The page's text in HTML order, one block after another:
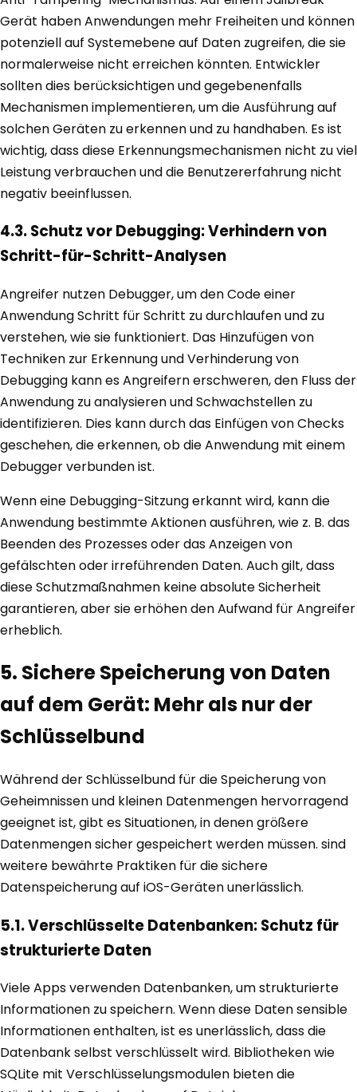
Gerät haben Anwendungen mehr Freiheiten und können
potenziell auf Systemebene auf Daten zugreifen, die sie
normalerweise nicht erreichen könnten. Entwickler
sollten dies berücksichtigen und gegebenenfalls
Mechanismen implementieren, um die Ausführung auf
solchen Geräten zu erkennen und zu handhaben. Es ist
wichtig, dass diese Erkennungsmechanismen nicht zu viel
Leistung verbrauchen und die Benutzererfahrung nicht
negativ beeinflussen.
4.3. Schutz vor Debugging: Verhindern von
Schritt-für-Schritt-Analysen
Angreifer nutzen Debugger, um den Code einer
Anwendung Schritt für Schritt zu durchlaufen und zu
verstehen, wie sie funktioniert. Das Hinzufügen von
Techniken zur Erkennung und Verhinderung von
Debugging kann es Angreifern erschweren, den Fluss der
Anwendung zu analysieren und Schwachstellen zu
identifizieren. Dies kann durch das Einfügen von Checks
geschehen, die erkennen, ob die Anwendung mit einem
Debugger verbunden ist.
Wenn eine Debugging-Sitzung erkannt wird, kann die
Anwendung bestimmte Aktionen ausführen, wie z. B. das
Beenden des Prozesses oder das Anzeigen von
gefälschten oder irreführenden Daten. Auch gilt, dass
diese Schutzmaßnahmen keine absolute Sicherheit
garantieren, aber sie erhöhen den Aufwand für Angreifer
erheblich.
5. Sichere Speicherung von Daten
auf dem Gerät: Mehr als nur der
Schlüsselbund
Während der Schlüsselbund für die Speicherung von
Geheimnissen und kleinen Datenmengen hervorragend
geeignet ist, gibt es Situationen, in denen größere
Datenmengen sicher gespeichert werden müssen. sind
weitere bewährte Praktiken für die sichere
Datenspeicherung auf iOS-Geräten unerlässlich.
5.1. Verschlüsselte Datenbanken: Schutz für
strukturierte Daten
Viele Apps verwenden Datenbanken, um strukturierte
Informationen zu speichern. Wenn diese Daten sensible
Informationen enthalten, ist es unerlässlich, dass die
Datenbank selbst verschlüsselt wird. Bibliotheken wie
SQLite mit Verschlüsselungsmodulen bieten die